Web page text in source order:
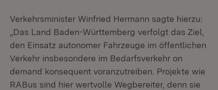
Verkehrsminister Winfried Hermann sagte hierzu:
„Das Land Baden-Württemberg verfolgt das Ziel,
den Einsatz autonomer Fahrzeuge im öffentlichen
Verkehr insbesondere im Bedarfsverkehr on
demand konsequent voranzutreiben. Projekte wie
RABus sind hier wertvolle Wegbereiter, denn sie